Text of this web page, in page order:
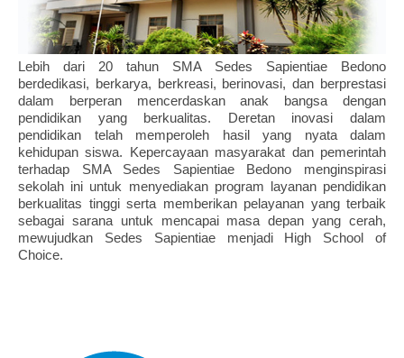
Lebih dari 20 tahun SMA Sedes Sapientiae Bedono
berdedikasi, berkarya, berkreasi, berinovasi, dan berprestasi
dalam berperan mencerdaskan anak bangsa dengan
pendidikan yang berkualitas. Deretan inovasi dalam
pendidikan telah memperoleh hasil yang nyata dalam
kehidupan siswa. Kepercayaan masyarakat dan pemerintah
terhadap SMA Sedes Sapientiae Bedono menginspirasi
sekolah ini untuk menyediakan program layanan pendidikan
berkualitas tinggi serta memberikan pelayanan yang terbaik
sebagai sarana untuk mencapai masa depan yang cerah,
mewujudkan Sedes Sapientiae menjadi High School of
Choice.